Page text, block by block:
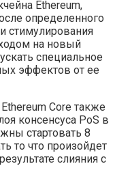
Ethereum,
определенного
стимулирования
на новый
специальное
эффектов от ее
Core также
консенсуса PoS в
стартовать 8
то что произойдет
слияния с